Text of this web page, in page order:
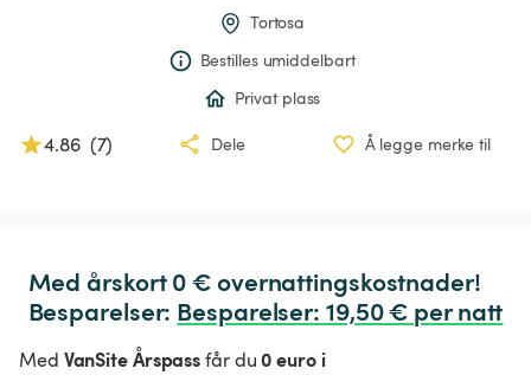
Tortosa
Bestilles umiddelbart
Privat plass
4.86 (7) Dele Å legge merke til
Med årskort 0 € overnattingskostnader!
Besparelser: Besparelser: 19,50 € per natt
Med VanSite Årspassfår du0 euro i